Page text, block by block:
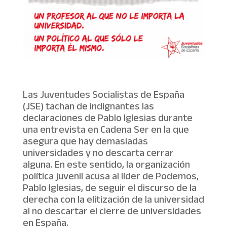
Las Juventudes Socialistas de España
(JSE) tachan de indignantes las
declaraciones de Pablo Iglesias durante
una entrevista en Cadena Ser en la que
asegura que hay demasiadas
universidades y no descarta cerrar
alguna. En este sentido, la organización
política juvenil acusa al líder de Podemos,
Pablo Iglesias, de seguir el discurso de la
derecha con la elitización de la universidad
al no descartar el cierre de universidades
en España.